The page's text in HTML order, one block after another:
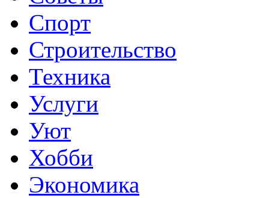
Спорт
Строительство
Техника
Услуги
Уют
Хобби
Экономика